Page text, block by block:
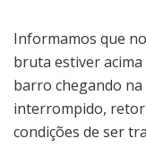
Informamos que
bruta estiver acima
barro chegando na
interrompido,
condições de ser